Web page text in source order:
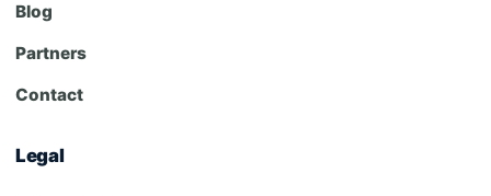
Blog
Partners
Contact
Legal